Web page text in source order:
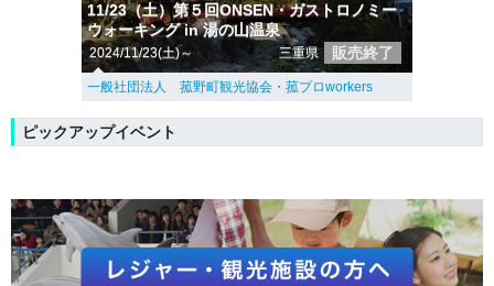
11/23（土）第５回ONSEN・ガストロノミー
ウォーキング in 湯の山温泉
2024/11/23(土)～ 三重県 販売終了
一般社団法人 菰野町観光協会・菰プロworkers
ピックアップイベント